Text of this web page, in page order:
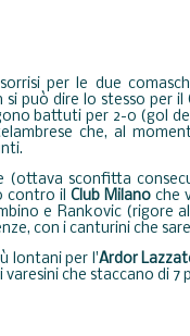
per le due
si può dire lo stesso per
battuti per 2-0 (gol
che, al
(ottava sconfitta
contro ilClub Milano che
e Rankovic (rigore
con i canturini che
lontani per l'Ardor
varesini che staccano di 7